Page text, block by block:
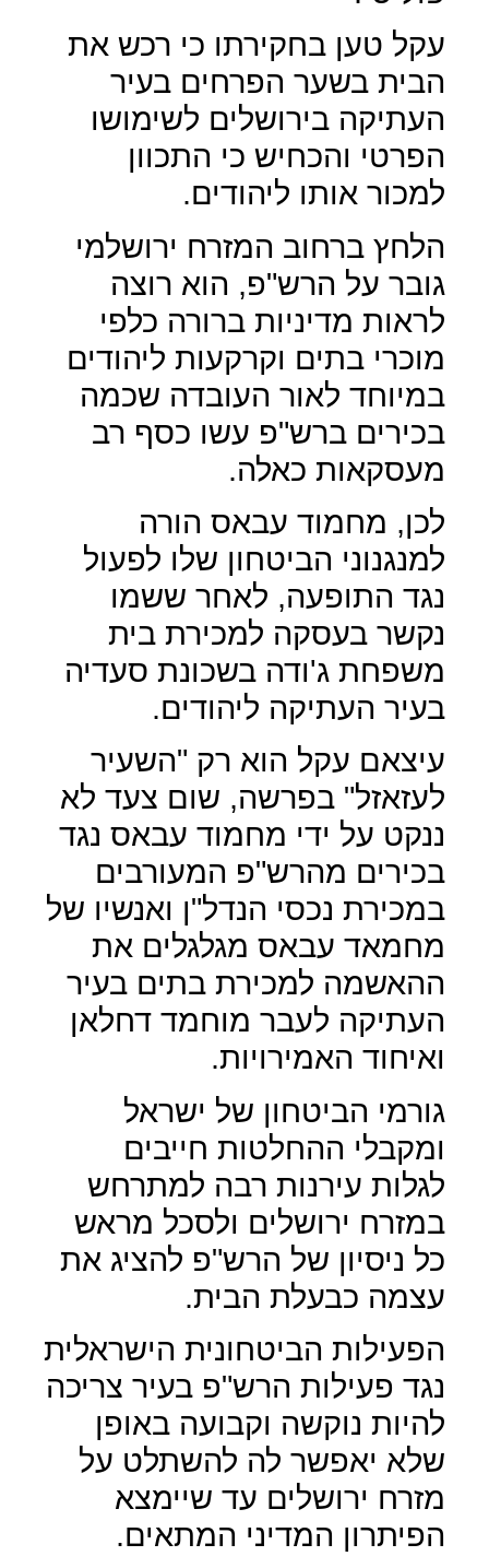
עקל טען בחקירתו כי רכש את
הבית בשער הפרחים בעיר
העתיקה בירושלים לשימושו
הפרטי והכחיש כי התכוון
למכור אותו ליהודים.
הלחץ ברחוב המזרח ירושלמי
גובר על הרש"פ, הוא רוצה
לראות מדיניות ברורה כלפי
מוכרי בתים וקרקעות ליהודים
במיוחד לאור העובדה שכמה
בכירים ברש"פ עשו כסף רב
מעסקאות כאלה.
לכן, מחמוד עבאס הורה
למנגנוני הביטחון שלו לפעול
נגד התופעה, לאחר ששמו
נקשר בעסקה למכירת בית
משפחת ג'ודה בשכונת סעדיה
בעיר העתיקה ליהודים.
עיצאם עקל הוא רק "השעיר
לעזאזל" בפרשה, שום צעד לא
ננקט על ידי מחמוד עבאס נגד
בכירים מהרש"פ המעורבים
במכירת נכסי הנדל"ן ואנשיו של
מחמאד עבאס מגלגלים את
ההאשמה למכירת בתים בעיר
העתיקה לעבר מוחמד דחלאן
ואיחוד האמירויות.
גורמי הביטחון של ישראל
ומקבלי ההחלטות חייבים
לגלות עירנות רבה למתרחש
במזרח ירושלים ולסכל מראש
כל ניסיון של הרש"פ להציג את
עצמה כבעלת הבית.
הפעילות הביטחונית הישראלית
נגד פעילות הרש"פ בעיר צריכה
להיות נוקשה וקבועה באופן
שלא יאפשר לה להשתלט על
מזרח ירושלים עד שיימצא
הפיתרון המדיני המתאים.